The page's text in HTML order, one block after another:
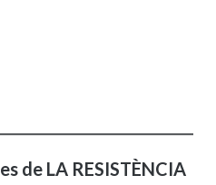
de LA RESISTÈNCIA